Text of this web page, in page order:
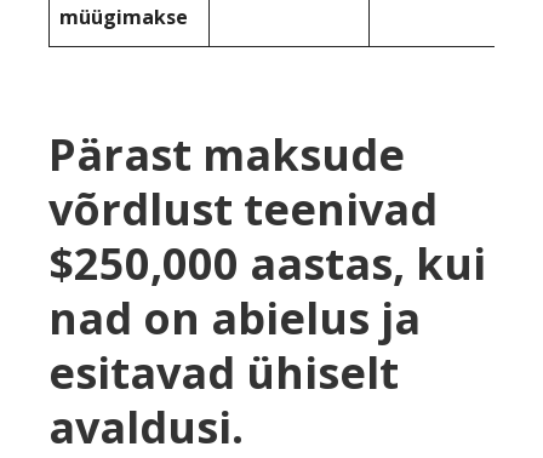
müügimakse
Pärast maksude
võrdlust teenivad
$250,000 aastas, kui
nad on abielus ja
esitavad ühiselt
avaldusi.